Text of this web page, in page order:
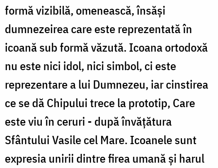
formă vizibilă, omenească, însăşi
dumnezeirea care este reprezentată în
icoană sub formă văzută. Icoana ortodoxă
nu este nici idol, nici simbol, ci este
reprezentare a lui Dumnezeu, iar cinstirea
ce se dă Chipului trece la prototip, Care
este viu în ceruri - după învăţătura
Sfântului Vasile cel Mare. Icoanele sunt
expresia unirii dintre firea umană şi harul